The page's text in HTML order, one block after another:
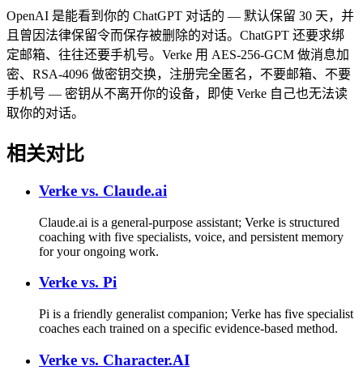
OpenAI 是能看到你的 ChatGPT 对话的 — 默认保留 30 天，并
且曾因法律保留令而保存被删除的对话。ChatGPT 还要求绑
定邮箱、往往还要手机号。Verke 用 AES-256-GCM 做消息加
密、RSA-4096 做密钥交换，注册完全匿名，不要邮箱、不要
手机号 — 密钥从不离开你的设备，即使 Verke 自己也无法读
取你的对话。
相关对比
Verke vs. Claude.ai
Claude.ai is a general-purpose assistant; Verke is structured
coaching with five specialists, voice, and persistent memory
for your ongoing work.
Verke vs. Pi
Pi is a friendly generalist companion; Verke has five specialist
coaches each trained on a specific evidence-based method.
Verke vs. Character.AI